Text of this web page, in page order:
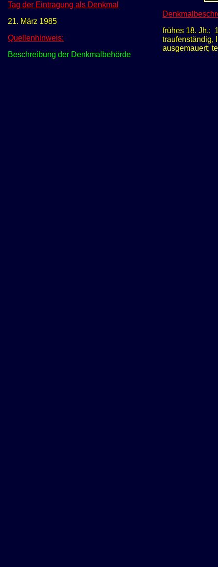
Tag der Eintragung als Denkmal
21. März 1985
Quellenhinweis:
Beschreibung der Denkmalbehörde
frühes 18. Jh.;
traufenständig,
ausgemauert;